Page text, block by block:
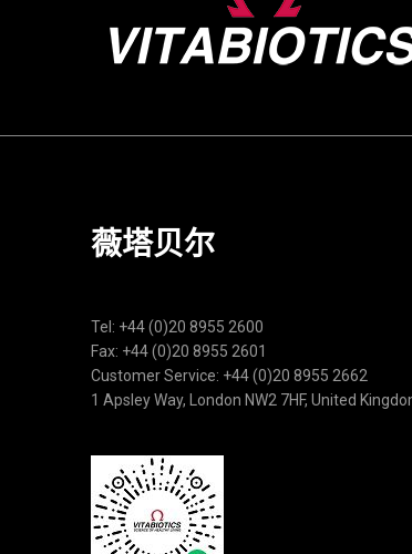
薇塔贝尔
Tel: +44 (0)20 8955 2600
Fax: +44 (0)20 8955 2601
Customer Service: +44 (0)20 8955 2662
1 Apsley Way, London NW2 7HF, United